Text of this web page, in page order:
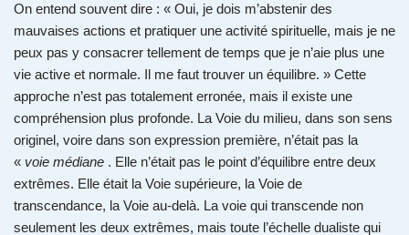
On entend souvent dire : « Oui, je dois m’abstenir des
mauvaises actions et pratiquer une activité spirituelle, mais je ne
peux pas y consacrer tellement de temps que je n’aie plus une
vie active et normale. Il me faut trouver un équilibre. » Cette
approche n’est pas totalement erronée, mais il existe une
compréhension plus profonde. La Voie du milieu, dans son sens
originel, voire dans son expression première, n’était pas la
« voie médiane . Elle n’était pas le point d’équilibre entre deux
extrêmes. Elle était la Voie supérieure, la Voie de
transcendance, la Voie au-delà. La voie qui transcende non
seulement les deux extrêmes, mais toute l’échelle dualiste qui